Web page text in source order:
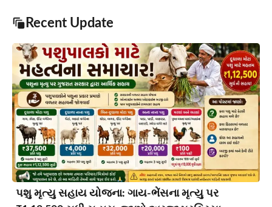
Recent Update
પશુ મૃત્યુ સહાય યોજના: ગાય-ભેંસના મૃત્યુ પર